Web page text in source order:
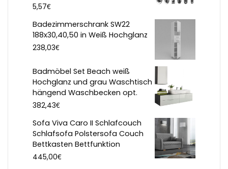
5,57€
Badezimmerschrank SW22
188x30,40,50 in Weiß Hochglanz
238,03€
Badmöbel Set Beach weiß
Hochglanz und grau Waschtisch
hängend Waschbecken opt.
382,43€
Sofa Viva Caro II Schlafcouch
Schlafsofa Polstersofa Couch
Bettkasten Bettfunktion
445,00€